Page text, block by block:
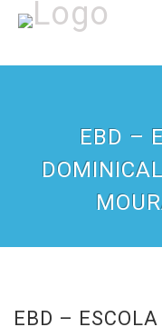
EBD –
EBD –